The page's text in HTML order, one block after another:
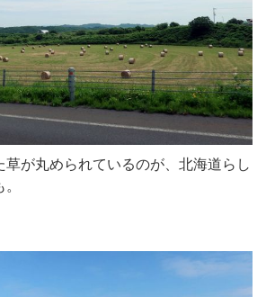
が丸められているのが、北海道らし